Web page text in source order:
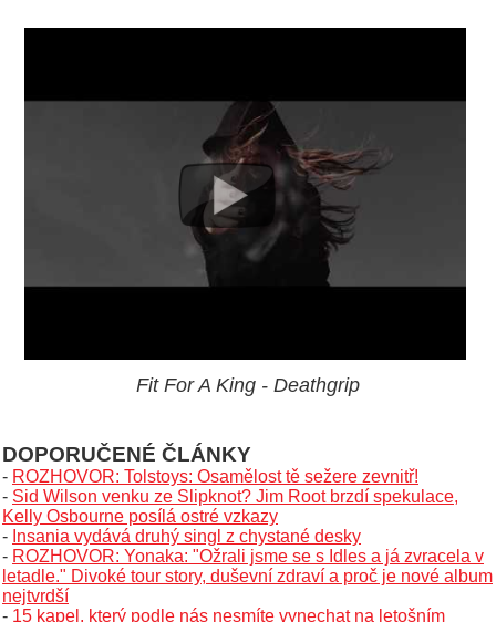
Fit For A King - Deathgrip
DOPORUČENÉ ČLÁNKY
- ROZHOVOR: Tolstoys: Osamělost tě sežere zevnitř!
- Sid Wilson venku ze Slipknot? Jim Root brzdí spekulace,
Kelly Osbourne posílá ostré vzkazy
- Insania vydává druhý singl z chystané desky
- ROZHOVOR: Yonaka: "Ožrali jsme se s Idles a já zvracela v
letadle." Divoké tour story, duševní zdraví a proč je nové album
nejtvrdší
- 15 kapel, který podle nás nesmíte vynechat na letošním